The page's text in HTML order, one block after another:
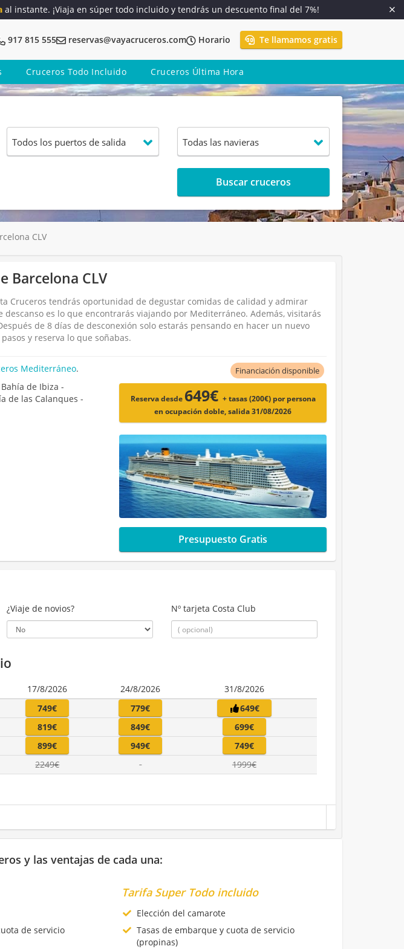
al instante. ¡Viaja en súper todo incluido y tendrás un descuento final del 7%!
917 815 555 reservas@vayacruceros.com Horario Te llamamos gratis
Cruceros Todo Incluido Cruceros Última Hora
Buscar cruceros
CLV
Barcelona CLV
Cruceros tendrás oportunidad de degustar comidas de calidad y admirar
es lo que encontrarás viajando por Mediterráneo. Además, visitarás
de 8 días de desconexión solo estarás pensando en hacer un nuevo
y reserva lo que soñabas.
Mediterráneo.
de Ibiza -
de las Calanques -
Financiación disponible
Reserva desde 649€ + tasas (200€) por persona
en ocupación doble, salida 31/08/2026
Presupuesto Gratis
¿Viaje de novios? Nº tarjeta Costa Club
17/8/2026 24/8/2026
31/8/2026
749€ 779€
649€
819€ 849€
699€
899€ 949€
749€
2249€ 1999€
y las ventajas de cada una:
de servicio
Tarifa Super Todo incluido
Elección del camarote
Tasas de embarque y cuota de servicio
(propinas)